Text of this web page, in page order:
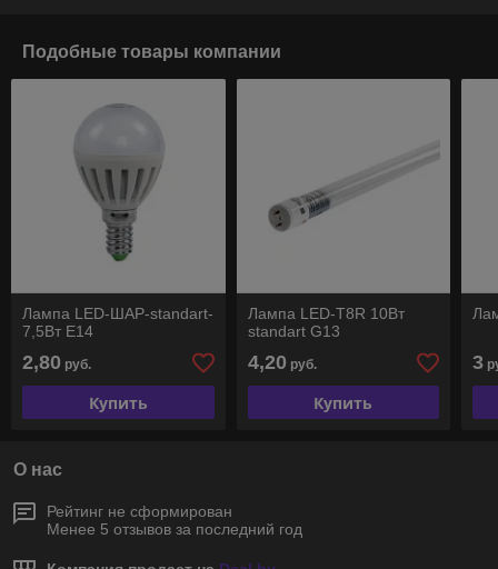
Подобные товары компании
Лампа LED-ШАР-standart-
7,5Вт E14
2,80 руб.
Купить
Лампа LED-T8R 10Вт
standart G13
4,20 руб.
Купить
3
О нас
Рейтинг не сформирован
Менее 5 отзывов за последний год